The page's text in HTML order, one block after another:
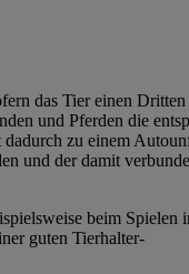
das Tier einen Dritten
und Pferden die
zu einem
und der damit
beim Spielen
guten Tierhalter-